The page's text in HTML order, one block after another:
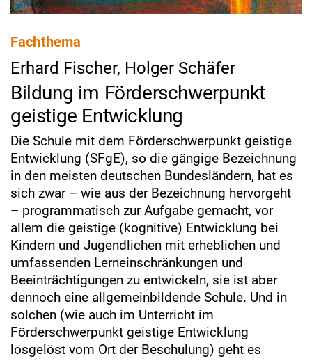
Fachthema
Erhard Fischer, Holger Schäfer
Bildung im Förderschwerpunkt
geistige Entwicklung
Die Schule mit dem Förderschwerpunkt geistige
Entwicklung (SFgE), so die gängige Bezeichnung
in den meisten deutschen Bundesländern, hat es
sich zwar – wie aus der Bezeichnung hervorgeht
– programmatisch zur Aufgabe gemacht, vor
allem die geistige (kognitive) Entwicklung bei
Kindern und Jugendlichen mit erheblichen und
umfassenden Lerneinschränkungen und
Beeinträchtigungen zu entwickeln, sie ist aber
dennoch eine allgemeinbildende Schule. Und in
solchen (wie auch im Unterricht im
Förderschwerpunkt geistige Entwicklung
losgelöst vom Ort der Beschulung) geht es